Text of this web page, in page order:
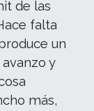
de las
falta
un
y
más,